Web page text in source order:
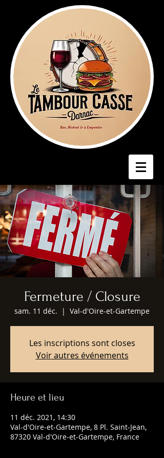
Fermeture / Closure
sam. 11 déc.
  |
Val-d'Oire-et-Gartempe
Les inscriptions sont closes
Voir autres événements
Heure et lieu
11 déc. 2021, 14:30
Val-d'Oire-et-Gartempe, 8 Pl. Saint-Jean,
87320 Val-d'Oire-et-Gartempe, France